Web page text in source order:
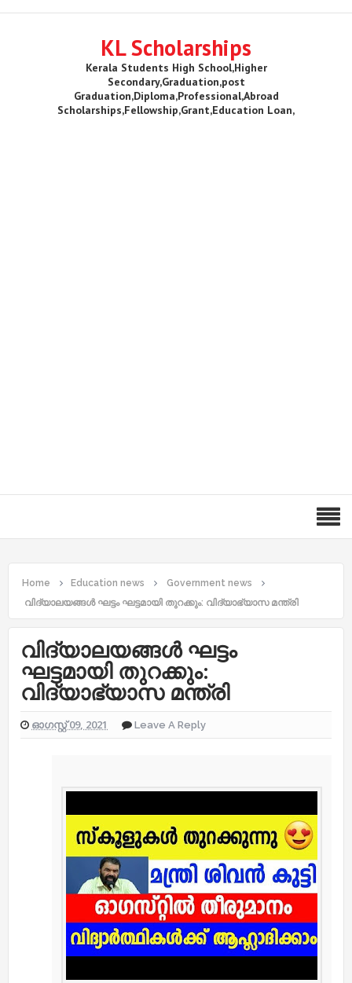
KL Scholarships
Kerala Students High School,Higher
Secondary,Graduation,post
Graduation,Diploma,Professional,Abroad
Scholarships,Fellowship,Grant,Education Loan,
Home Education news
Government news
വിദ്യാലയങ്ങള്‍ ഘട്ടം ഘട്ടമായി തുറക്കും: വിദ്യാഭ്യാസ മന്ത്രി
വിദ്യാലയങ്ങള്‍ ഘട്ടം
ഘട്ടമായി തുറക്കും:
വിദ്യാഭ്യാസ മന്ത്രി
ഓഗസ്റ്റ് 09, 2021 Leave A Reply